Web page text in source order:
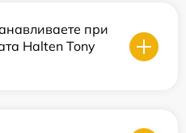
при
Halten Tony